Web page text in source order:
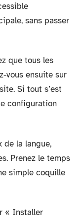
sans passer
que tous les
vous ensuite sur
Si tout s’est
configuration
de la langue,
Prenez le temps
simple coquille
« Installer